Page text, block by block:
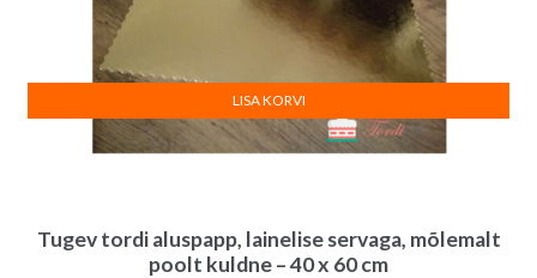
Tugev tordi aluspapp, lainelise servaga, mõlemalt
poolt kuldne – 40 x 60 cm
LISA KORVI